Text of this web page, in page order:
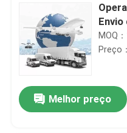
Envio
MOQ
Preço
Melhor preço